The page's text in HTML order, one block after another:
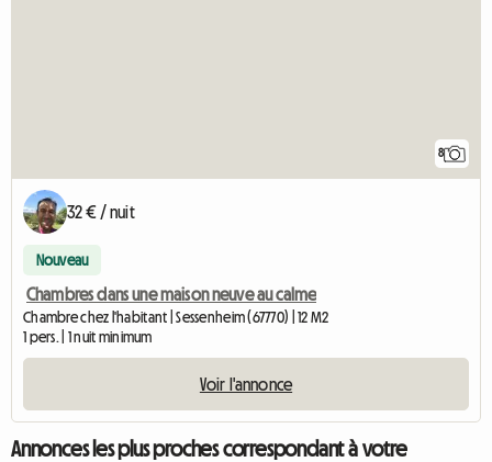
8
32 € / nuit
Nouveau
Chambres dans une maison neuve au calme
Chambre chez l'habitant | Sessenheim (67770) | 12 M2
1 pers. | 1 nuit minimum
Voir l'annonce
Annonces les plus proches correspondant à votre